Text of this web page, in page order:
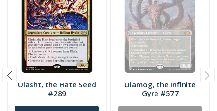
Ulasht, the Hate Seed
#289
Ulamog, the Infinite
Gyre #577